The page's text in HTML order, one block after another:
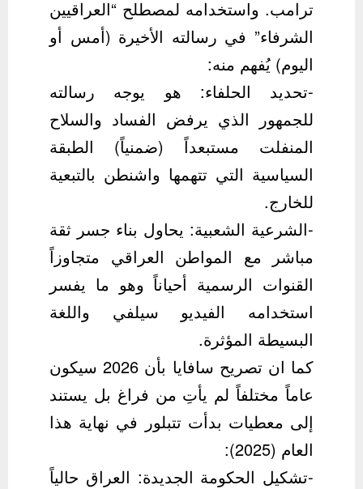
ترامب. واستخدامه لمصطلح “العراقيين
الشرفاء” في رسالته الأخيرة (أمس أو
اليوم) يُفهم منه:
-تحديد الحلفاء: هو يوجه رسالته
للجمهور الذي يرفض الفساد والسلاح
المنفلت مستبعداً (ضمنياً) الطبقة
السياسية التي تتهمها واشنطن بالتبعية
للخارج.
-الشرعية الشعبية: يحاول بناء جسر ثقة
مباشر مع المواطن العراقي متجاوزاً
القنوات الرسمية أحياناً وهو ما يفسر
استخدامه الفيديو سيلفي واللغة
البسيطة المؤثرة.
كما ان تصريح سافايا بأن 2026 سيكون
عاماً مختلفاً لم يأتِ من فراغ بل يستند
إلى معطيات بدأت تتبلور في نهاية هذا
العام (2025):
-تشكيل الحكومة الجديدة: العراق حالياً